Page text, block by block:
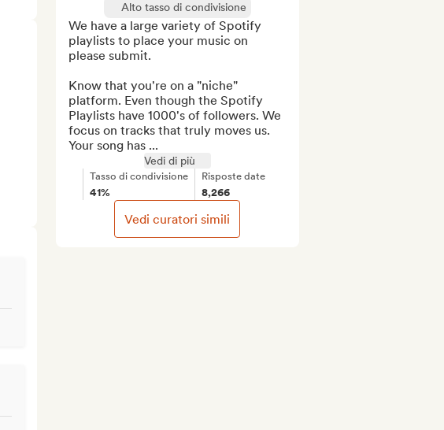
Alto tasso di condivisione
We have a large variety of Spotify
playlists to place your music on
please submit.
Know that you're on a "niche"
platform. Even though the Spotify
Playlists have 1000's of followers. We
focus on tracks that truly moves us.
Your song has ...
Vedi di più
Tasso di condivisione
41%
Risposte date
8,266
Vedi curatori simili